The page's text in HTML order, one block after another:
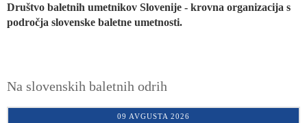
Društvo baletnih umetnikov Slovenije - krovna organizacija s
področja slovenske baletne umetnosti.
Na slovenskih baletnih odrih
09 AVGUSTA 2026